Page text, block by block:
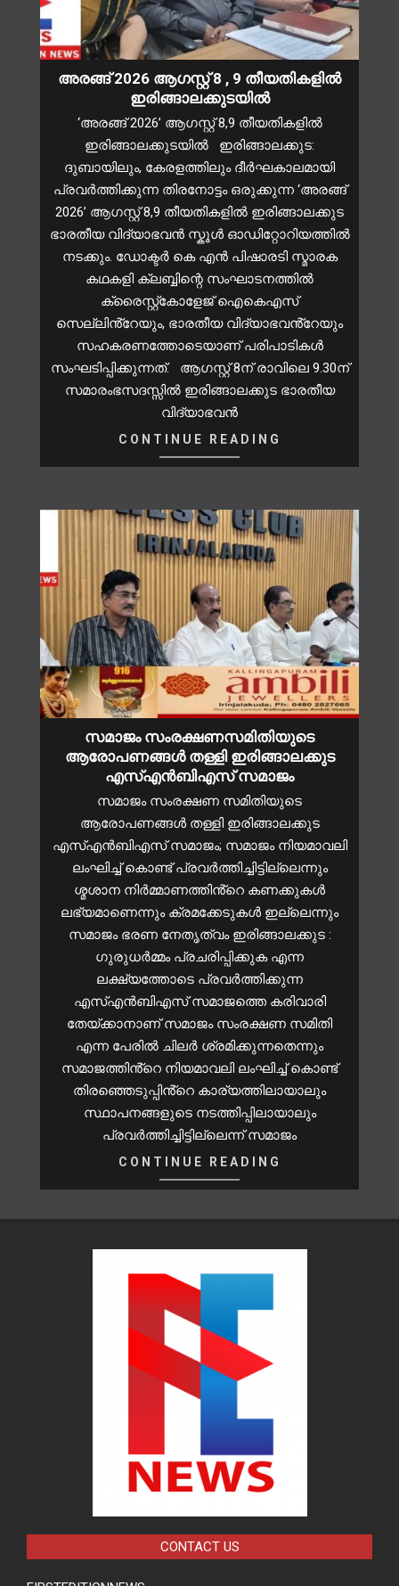
അരങ്ങ് 2026 ആഗസ്റ്റ് 8 , 9 തീയതികളിൽ
ഇരിങ്ങാലക്കുടയിൽ
‘അരങ്ങ് 2026’ ആഗസ്റ്റ് 8,9 തീയതികളിൽ
ഇരിങ്ങാലക്കുടയിൽ ഇരിങ്ങാലക്കുട:
ദുബായിലും, കേരളത്തിലും ദീർഘകാലമായി
പ്രവർത്തിക്കുന്ന തിരനോട്ടം ഒരുക്കുന്ന ‘അരങ്ങ്
2026’ ആഗസ്റ്റ് 8,9 തീയതികളിൽ ഇരിങ്ങാലക്കുട
ഭാരതീയ വിദ്യാഭവൻ സ്കൂൾ ഓഡിറ്റോറിയത്തിൽ
നടക്കും. ഡോക്ടർ കെ എൻ പിഷാരടി സ്മാരക
കഥകളി ക്ലബ്ബിന്റെ സംഘാടനത്തിൽ
ക്രൈസ്റ്റ്കോളേജ് ഐകെഎസ്
സെല്ലിൻ്റേയും, ഭാരതീയ വിദ്യാഭവൻ്റേയും
സഹകരണത്തോടെയാണ് പരിപാടികൾ
സംഘടിപ്പിക്കുന്നത്. ആഗസ്റ്റ് 8ന് രാവിലെ 9.30ന്
സമാരംഭസദസ്സിൽ ഇരിങ്ങാലക്കുട ഭാരതീയ
വിദ്യാഭവൻ
CONTINUE READING
സമാജം സംരക്ഷണസമിതിയുടെ
ആരോപണങ്ങൾ തള്ളി ഇരിങ്ങാലക്കുട
എസ്എൻബിഎസ് സമാജം
സമാജം സംരക്ഷണ സമിതിയുടെ
ആരോപണങ്ങൾ തള്ളി ഇരിങ്ങാലക്കുട
എസ്എൻബിഎസ് സമാജം; സമാജം നിയമാവലി
ലംഘിച്ച് കൊണ്ട് പ്രവർത്തിച്ചിട്ടില്ലെന്നും
ശ്മശാന നിർമ്മാണത്തിൻ്റെ കണക്കുകൾ
ലഭ്യമാണെന്നും ക്രമക്കേടുകൾ ഇല്ലെന്നും
സമാജം ഭരണ നേതൃത്വം ഇരിങ്ങാലക്കുട :
ഗുരുധർമ്മം പ്രചരിപ്പിക്കുക എന്ന
ലക്ഷ്യത്തോടെ പ്രവർത്തിക്കുന്ന
എസ്എൻബിഎസ് സമാജത്തെ കരിവാരി
തേയ്ക്കാനാണ് സമാജം സംരക്ഷണ സമിതി
എന്ന പേരിൽ ചിലർ ശ്രമിക്കുന്നതെന്നും
സമാജത്തിൻ്റെ നിയമാവലി ലംഘിച്ച് കൊണ്ട്
തിരഞ്ഞെടുപ്പിൻ്റെ കാര്യത്തിലായാലും
സ്ഥാപനങ്ങളുടെ നടത്തിപ്പിലായാലും
പ്രവർത്തിച്ചിട്ടില്ലെന്ന് സമാജം
CONTINUE READING
CONTACT US